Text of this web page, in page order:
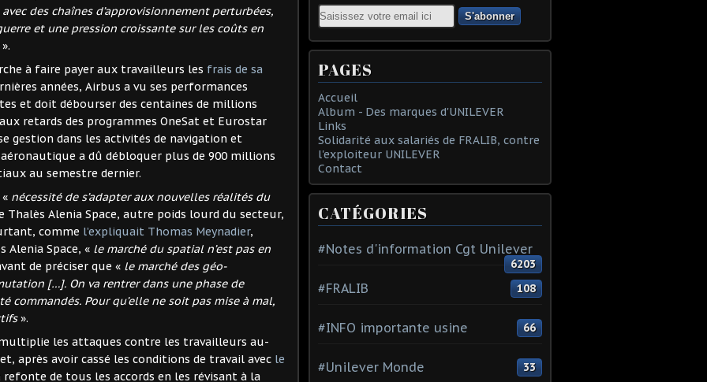
des chaînes d’approvisionnement perturbées,
et une pression croissante sur les coûts en
».
à faire payer aux travailleurs les frais de sa
années, Airbus a vu ses performances
et doit débourser des centaines de millions
retards des programmes OneSat et Eurostar
gestion dans les activités de navigation et
aéronautique a dû débloquer plus de 900 millions
au semestre dernier.
nécessité de s’adapter aux nouvelles réalités du
Thalès Alenia Space, autre poids lourd du secteur,
comme l’expliquait Thomas Meynadier,
Alenia Space, « le marché du spatial n’est pas en
de préciser que « le marché des géo-
[…]. On va rentrer dans une phase de
Pour qu’elle ne soit pas mise à mal,
».
les attaques contre les travailleurs au-
après avoir cassé les conditions de travail avec le
refonte de tous les accords en les révisant à la
Email
PAGES
Accueil
Album - Des marques d'UNILEVER
Links
Solidarité aux salariés de FRALIB, contre
l'exploiteur UNILEVER
Contact
CATÉGORIES
#Notes d'information Cgt Unilever
6203
#FRALIB 108
#INFO importante usine 66
#Unilever Monde 33